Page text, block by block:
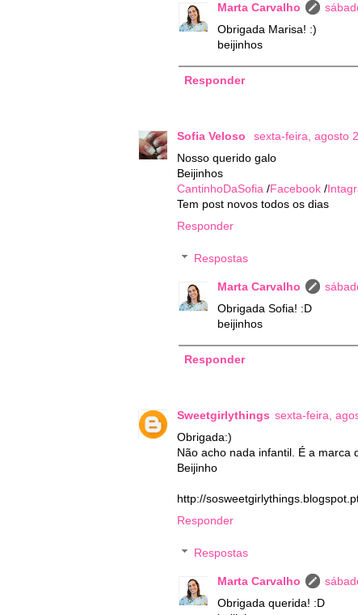
Marta Carvalho
Obrigada Marisa! :)
beijinhos
Responder
Sofia Veloso
sexta-feira, agosto
Nosso querido galo
Beijinhos
CantinhoDaSofia /Facebook /
Tem post novos todos os dias
Responder
Respostas
Marta Carvalho
Obrigada Sofia! :D
beijinhos
Responder
Sweetgirlythings sexta-feira,
Obrigada:)
Não acho nada infantil. É a marca
Beijinho
http://
Responder
Respostas
Marta Carvalho
Obrigada querida! :D